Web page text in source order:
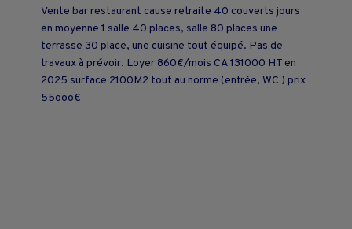
Vente bar restaurant cause retraite 40 couverts jours
en moyenne 1 salle 40 places, salle 80 places une
terrasse 30 place, une cuisine tout équipé. Pas de
travaux à prévoir. Loyer 860€/mois CA 131000 HT en
2025 surface 2100M2 tout au norme (entrée, WC ) prix
55ooo€